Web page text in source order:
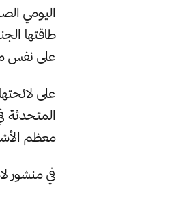
اليومي
طاقتها
على نفس
على
معظم
في منشور